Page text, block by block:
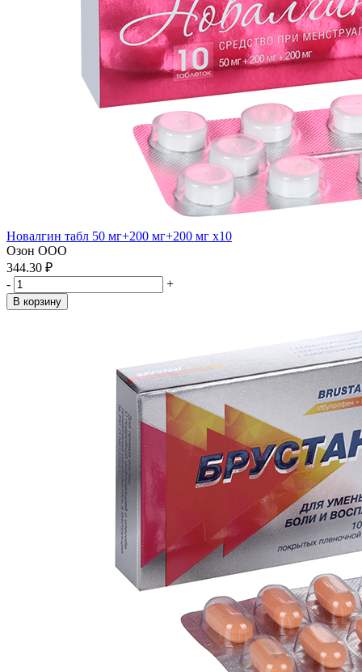
Новалгин табл 50 мг+200 мг+200 мг x10
Озон ООО
344.30 ₽
-
+
В корзину